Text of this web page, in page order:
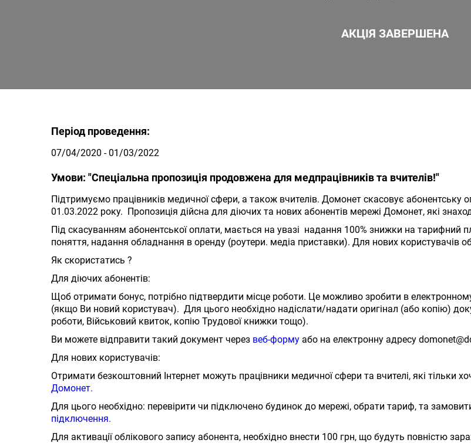
АКЦІЯ ЗАВЕРШЕНА
Період проведення:
07/04/2020 - 01/03/2022
Умови: "Спеціальна пропозиція продовжена для медпрацівників та вчителів!"
Підтримуємо працівників медичної сфери, а також вчителів. Домонет скасовує абонентську
01.03.2022 року. Пропозиція дійсна для діючих та нових абонентів мережі Домонет, які
Під скасуванням абонентської оплати, мається на увазі надання 100% знижки на тарифний
поняття, надання обладнання в оренду (роутери. медіа приставки). Для нових користувачів
Як скористатись ?
Для діючих абонентів:
Щоб отримати бонус, потрібно підтвердити місце роботи. Це можливо зробити в
(якщо Ви новий користувач). Для цього необхідно надіслати/надати оригінал (або копію)
роботи, Військовий квиток, копію Трудової книжки тощо).
Ви можете відправити такий документ через веб-форму або на електронну адресу
Для нових користувачів:
Отримати безкоштовний Інтернет можуть працівники медичної сфери та вчителі, які тільки
Домонет.
Для цього необхідно: перевірити чи підключено будинок до мережі, обрати тариф, та
підключення.
Для активації облікового запису абонента, необхідно внести 100 грн, що будуть повністю